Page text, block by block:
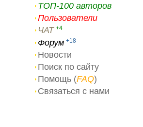
ТОП-100 авторов
Пользователи
ЧАТ +4
Форум +18
Новости
Поиск по сайту
Помощь (FAQ)
Связаться с нами